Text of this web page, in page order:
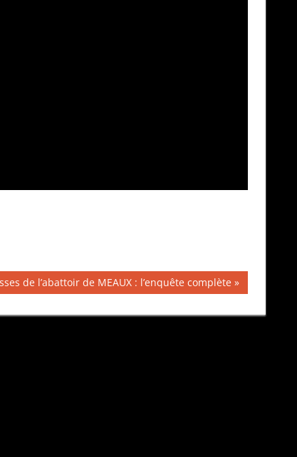
de l’abattoir de MEAUX : l’enquête complète